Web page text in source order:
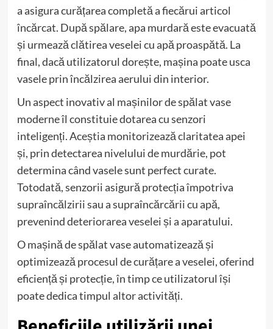
a asigura curățarea completă a fiecărui articol
încărcat. După spălare, apa murdară este evacuată
și urmează clătirea veselei cu apă proaspătă. La
final, dacă utilizatorul dorește, mașina poate usca
vasele prin încălzirea aerului din interior.
Un aspect inovativ al mașinilor de spălat vase
moderne îl constituie dotarea cu senzori
inteligenți. Aceștia monitorizează claritatea apei
și, prin detectarea nivelului de murdărie, pot
determina când vasele sunt perfect curate.
Totodată, senzorii asigură protecția împotriva
supraîncălzirii sau a supraîncărcării cu apă,
prevenind deteriorarea veselei și a aparatului.
O mașină de spălat vase automatizează și
optimizează procesul de curățare a veselei, oferind
eficiență și protecție, în timp ce utilizatorul își
poate dedica timpul altor activități.